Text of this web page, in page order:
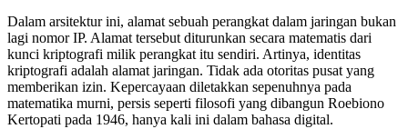
Dalam arsitektur ini, alamat sebuah perangkat dalam jaringan bukan
lagi nomor IP. Alamat tersebut diturunkan secara matematis dari
kunci kriptografi milik perangkat itu sendiri. Artinya, identitas
kriptografi adalah alamat jaringan. Tidak ada otoritas pusat yang
memberikan izin. Kepercayaan diletakkan sepenuhnya pada
matematika murni, persis seperti filosofi yang dibangun Roebiono
Kertopati pada 1946, hanya kali ini dalam bahasa digital.